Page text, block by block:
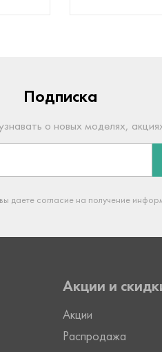
Подписка
о новых моделях,
даете согласие на получение
Акции и
Акции
Распродажа